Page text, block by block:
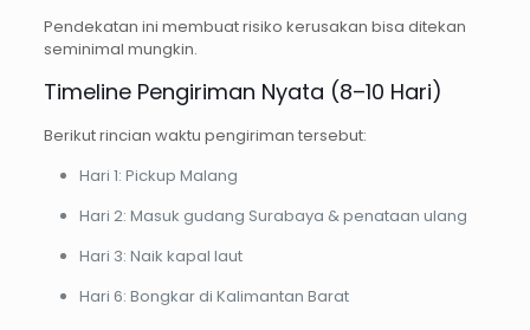
Pendekatan ini membuat risiko kerusakan bisa ditekan
seminimal mungkin.
Timeline Pengiriman Nyata (8–10 Hari)
Berikut rincian waktu pengiriman tersebut:
Hari 1: Pickup Malang
Hari 2: Masuk gudang Surabaya & penataan ulang
Hari 3: Naik kapal laut
Hari 6: Bongkar di Kalimantan Barat